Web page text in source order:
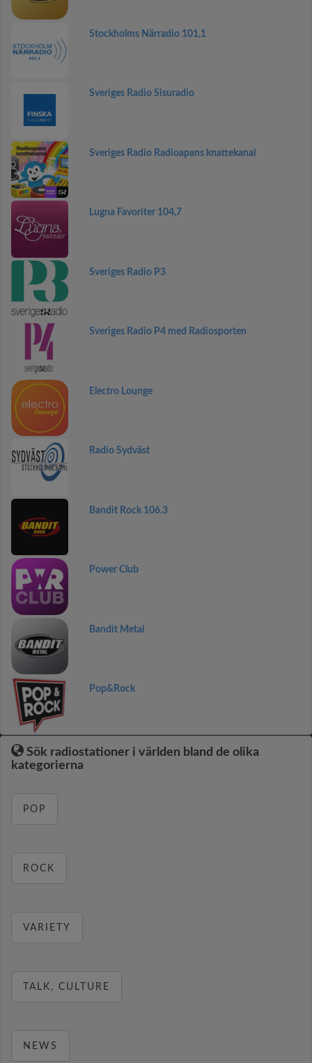
Stockholms Närradio 101,1
Sveriges Radio Sisuradio
Sveriges Radio Radioapans knattekanal
Lugna Favoriter 104,7
Sveriges Radio P3
Sveriges Radio P4 med Radiosporten
Electro Lounge
Radio Sydväst
Bandit Rock 106.3
Power Club
Bandit Metal
Pop&Rock
Sök radiostationer i världen bland de olika
kategorierna
POP
ROCK
VARIETY
TALK, CULTURE
NEWS